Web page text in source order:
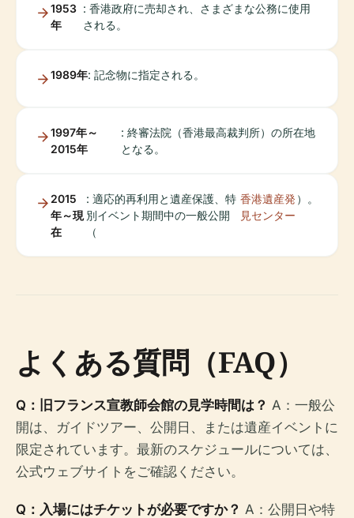
1953
年
: 香港政府に売却され、さまざまな公務に使用
される。
1989年: 記念物に指定される。
1997年～
2015年
: 終審法院（香港最高裁判所）の所在地
となる。
2015
年～現
在
: 適応的再利用と遺産保護、特
別イベント期間中の一般公開
（
香港遺産発
見センター
）。
よくある質問（FAQ）
Q：旧フランス宣教師会館の見学時間は？ A：一般公
開は、ガイドツアー、公開日、または遺産イベントに
限定されています。最新のスケジュールについては、
公式ウェブサイトをご確認ください。
Q：入場にはチケットが必要ですか？ A：公開日や特